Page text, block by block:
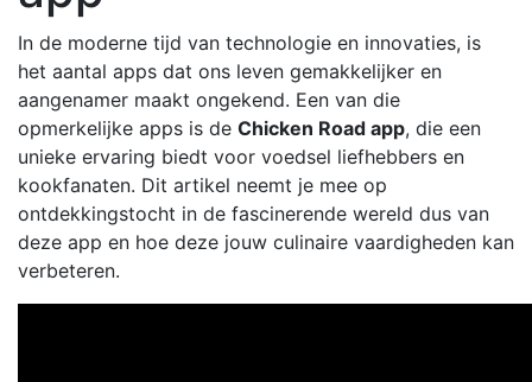
In de moderne tijd van technologie en innovaties, is
het aantal apps dat ons leven gemakkelijker en
aangenamer maakt ongekend. Een van die
opmerkelijke apps is de Chicken Road app, die een
unieke ervaring biedt voor voedsel liefhebbers en
kookfanaten. Dit artikel neemt je mee op
ontdekkingstocht in de fascinerende wereld dus van
deze app en hoe deze jouw culinaire vaardigheden kan
verbeteren.